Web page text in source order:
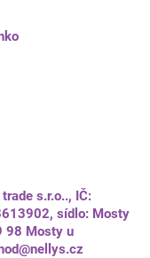
s.r.o.., IČ:
sídlo: Mosty
98 Mosty u